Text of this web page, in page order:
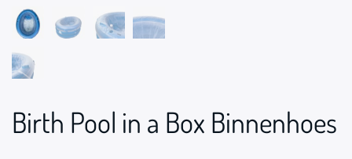
Birth Pool in a Box Binnenhoes